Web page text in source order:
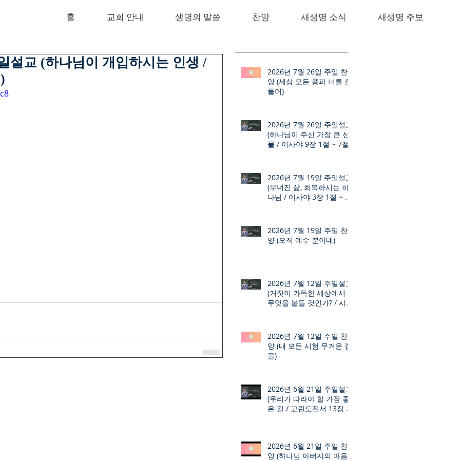
홈 교회 안내 생명의 말씀 찬양 새생명 소식 새생명 주보
설교 (하나님이 개입하시는 인생 /
2026년 7월 26일 주일 찬
양 (세상 모든 풍파 너를 흔
들어)
2026년 7월 26일 주일설교
(하나님이 주신 가장 큰 선
물 / 이사야 9장 1절 ~ 7절)
2026년 7월 19일 주일설교
(무너진 삶, 회복하시는 하
나님 / 이사야 3장 1절 ~ 12
2026년 7월 19일 주일 찬
양 (오직 예수 뿐이네)
2026년 7월 12일 주일설교
(거짓이 가득한 세상에서
무엇을 붙들 것인가? / 시편
2026년 7월 12일 주일 찬
양 (내 모든 시험 무거운 짐
을)
2026년 6월 21일 주일설교
(우리가 따라야 할 가장 좋
은 길 / 고린도전서 13장 1
2026년 6월 21일 주일 찬
양 (하나님 아버지의 마음)